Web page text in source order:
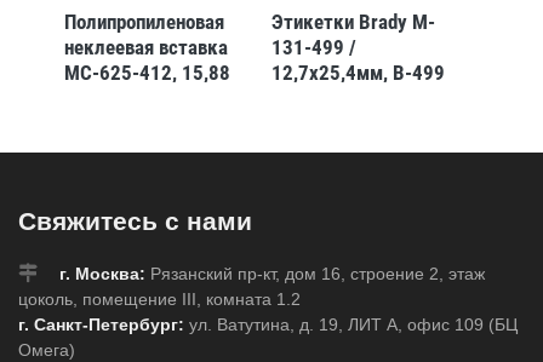
Полипропиленовая
неклеевая вставка
MC-625-412, 15,88
(BMP41/51/53)
Этикетки Brady M-
131-499 /
12,7x25,4мм, B-499
Свяжитесь с нами
г. Москва: Рязанский пр-кт, дом 16, строение 2, этаж
цоколь, помещение III, комната 1.2
г. Санкт-Петербург: ул. Ватутина, д. 19, ЛИТ А, офис 109 (БЦ
Омега)